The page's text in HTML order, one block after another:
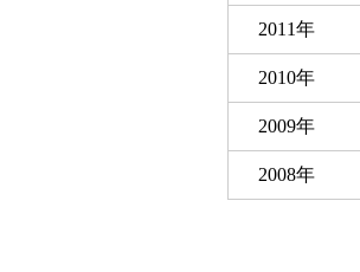
2011年
2010年
2009年
2008年